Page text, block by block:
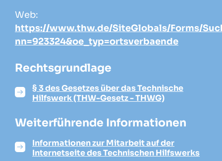
Web:
https://www.thw.de/SiteGlobals/Forms/
nn=923324&oe_typ=ortsverbaende
Rechtsgrundlage
§ 3 des Gesetzes über das Technische
Hilfswerk (THW-Gesetz - THWG)
Weiterführende Informationen
Informationen zur Mitarbeit auf der
Internetseite des Technischen Hilfswerks